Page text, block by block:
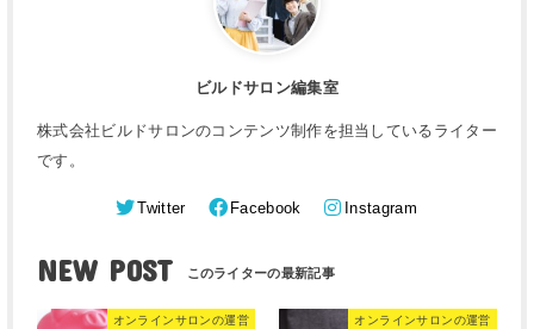
ビルドサロン編集室
株式会社ビルドサロンのコンテンツ制作を担当しているライター
です。
Twitter Facebook Instagram
NEW POST
オンラインサロンの運営 オンラインサロンの運営